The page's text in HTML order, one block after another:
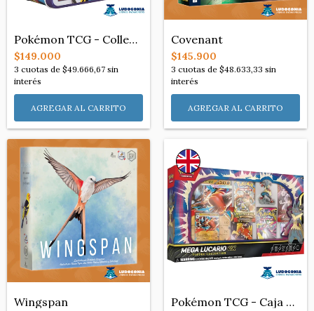
Pokémon TCG - Collector Chest 2025 Garde...
$149.000
3 cuotas de $49.666,67 sin
interés
Covenant
$145.900
3 cuotas de $48.633,33 sin
interés
Wingspan Pokémon TCG - Caja Mega Lucario EX Premi...